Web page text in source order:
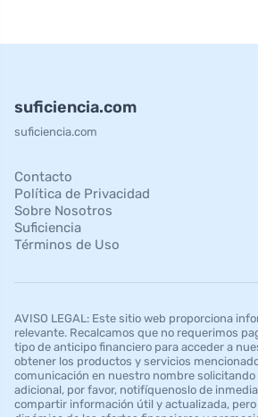
suficiencia.com
suficiencia.com
Contacto
Política de Privacidad
Sobre Nosotros
Suficiencia
Términos de Uso
AVISO LEGAL: Este sitio web proporciona
relevante. Recalcamos que no requerimos
tipo de anticipo financiero para acceder a
obtener los productos y servicios
comunicación en nuestro nombre
adicional, por favor, notifíquenoslo de
compartir información útil y actualizada,